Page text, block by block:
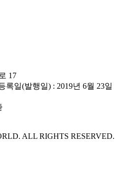
17
록일(발행일) : 2019년 6월 23일
ALL RIGHTS RESERVED.